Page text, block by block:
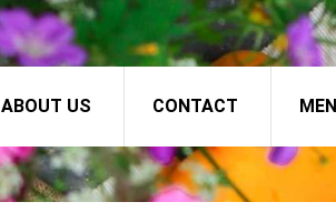
ABOUT US CONTACT